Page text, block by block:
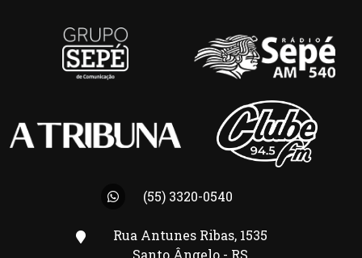
(55) 3320-0540
Rua Antunes Ribas, 1535